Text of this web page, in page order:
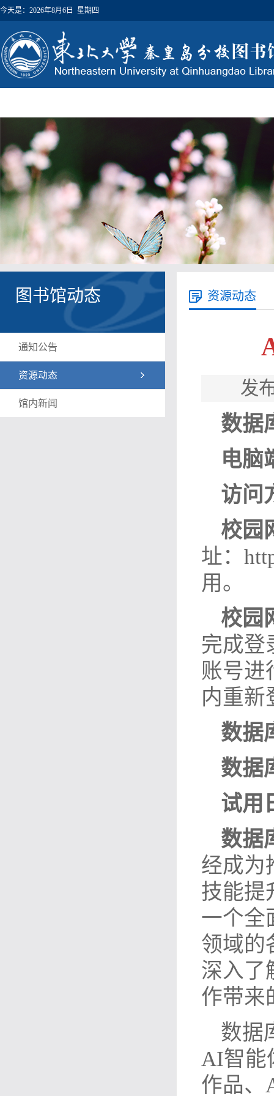
今天是： 2026年8月6日 星期四
图书馆动态
通知公告
资源动态
馆内新闻
资源动态
发
数据
电脑
访问
校园
址：
用。
校园
完成登
账号进
内重新
数据
数据
试用
数据
经成为
技能提
一个全
领域的
深入了
作带来
数据
AI智能
作品、